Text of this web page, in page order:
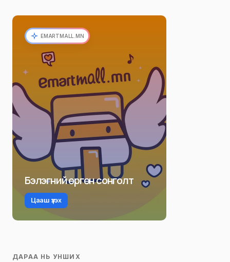
EMARTMALL.MN
Бэлэгний өргөн сонголт
Цааш үзэх
ДАРАА НЬ УНШИХ